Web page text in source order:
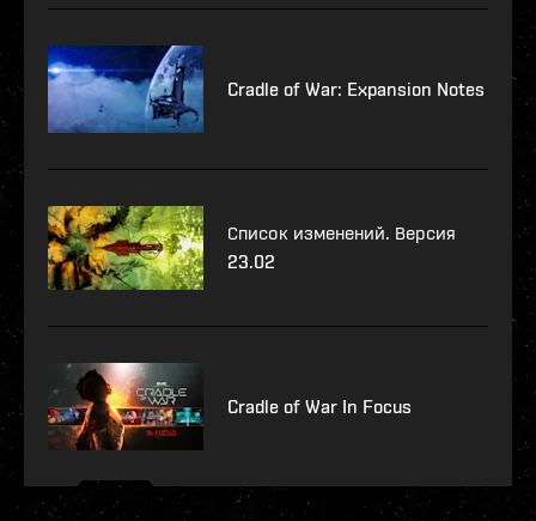
Cradle of War: Expansion Notes
Список изменений. Версия
23.02
Cradle of War In Focus